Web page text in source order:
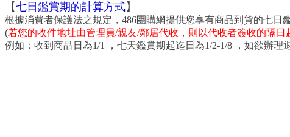
【七日鑑賞期的計算方式】
根據消費者保護法之規定，486團購網提供您享有商品到貨的七
(若您的收件地址由管理員/親友/鄰居代收，則以代收者簽收的隔日
例如：收到商品日為1/1 ，七天鑑賞期起迄日為1/2-1/8 ，如欲辦